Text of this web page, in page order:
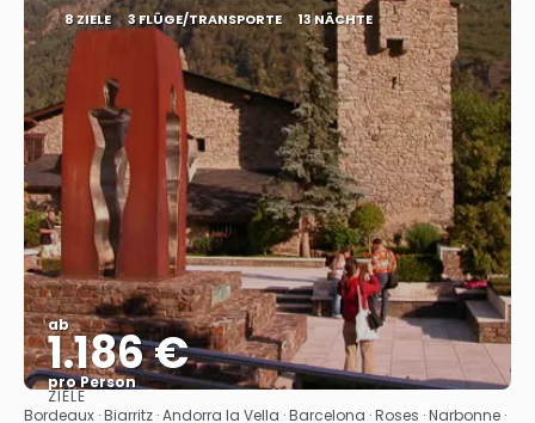
8 ZIELE 3 FLÜGE/TRANSPORTE 13 NÄCHTE
ab
1.186 €
pro Person
Sehen
ZIELE
Bordeaux · Biarritz · Andorra la Vella · Barcelona · Roses · Narbonne ·